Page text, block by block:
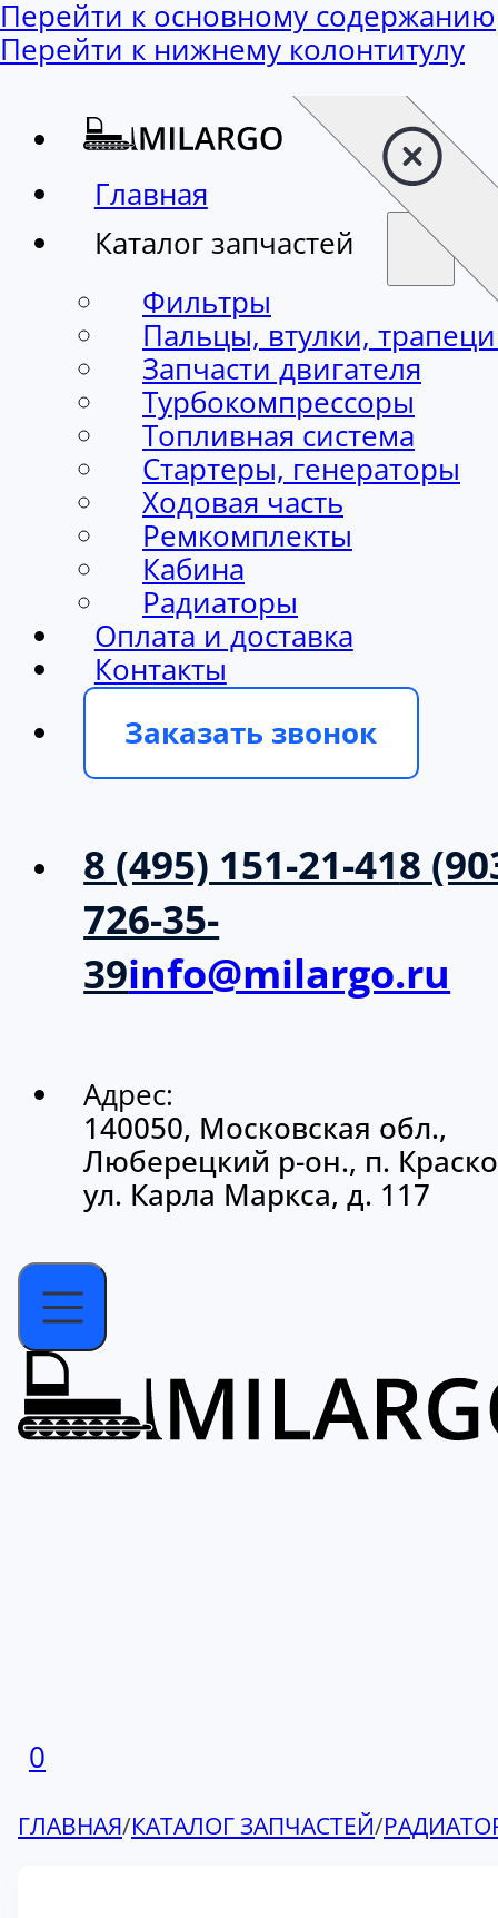
Перейти к основному содержанию
Перейти к нижнему колонтитулу
Главная
Каталог запчастей
Фильтры
Пальцы, втулки,
Запчасти двигателя
Турбокомпрессоры
Топливная система
Стартеры, генераторы
Ходовая часть
Ремкомплекты
Кабина
Радиаторы
Оплата и доставка
Контакты
Заказать звонок
8 (495) 151-21-418
726-35-
39info@milargo.ru
Адрес:
140050, Московская обл.,
Люберецкий р-он., п.
ул. Карла Маркса, д. 117
0
ГЛАВНАЯ/КАТАЛОГ ЗАПЧАСТЕЙ/